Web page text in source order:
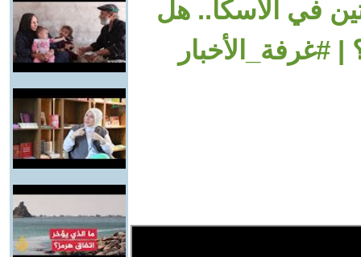
في ألاسكا.. هل
| #غرفة_الأخبار